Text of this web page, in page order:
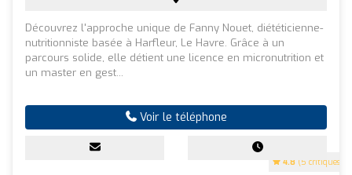
4.8 (5 critiques)
Découvrez l'approche unique de Fanny Nouet, diététicienne-
nutritionniste basée à Harfleur, Le Havre. Grâce à un
parcours solide, elle détient une licence en micronutrition et
un master en gest...
Voir le téléphone